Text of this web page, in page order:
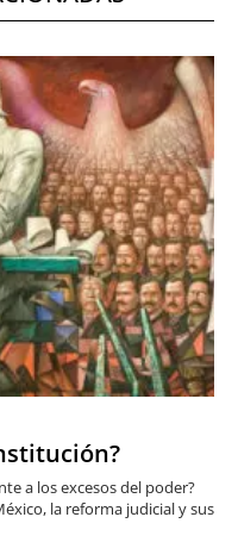
a los excesos del poder?
la reforma judicial y sus